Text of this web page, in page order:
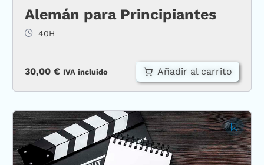
Alemán para Principiantes
40H
30,00 € IVA incluido Añadir al carrito